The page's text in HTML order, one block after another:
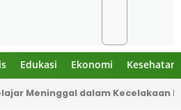
Edukasi Ekonomi Kesehatan
Kadisdik Bireuen, Temukan 1